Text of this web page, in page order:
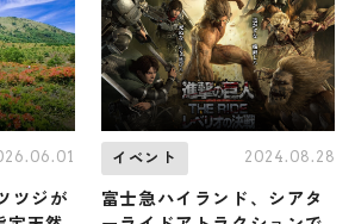
ツジが
イベント 2024.08.28
富士急ハイランド、シアタ